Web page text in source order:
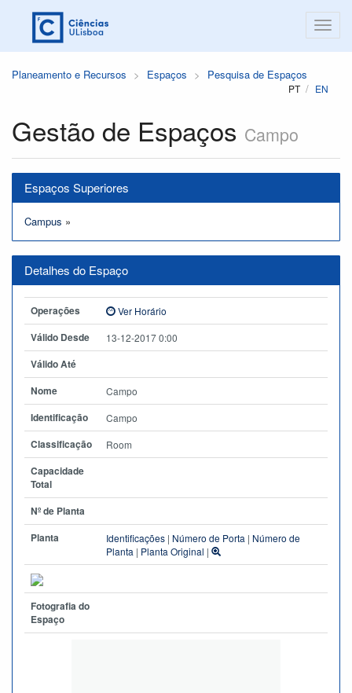
Planeamento e Recursos Espaços Pesquisa de Espaços
PT EN
Gestão de Espaços Campo
Espaços Superiores
Campus »
Detalhes do Espaço
Operações Ver Horário
Válido Desde 13-12-2017 0:00
Válido Até
Nome
Campo
Identificação Campo
Classificação Room
Capacidade
Total
Nº de Planta
Planta
Identificações | Número de Porta | Número de
Planta | Planta Original |
Fotografia do
Espaço